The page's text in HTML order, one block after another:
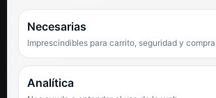
SÍGUENOS
Facebook
TikTok
Necesarias
Imprescindibles para carrito, seguridad y
Analítica